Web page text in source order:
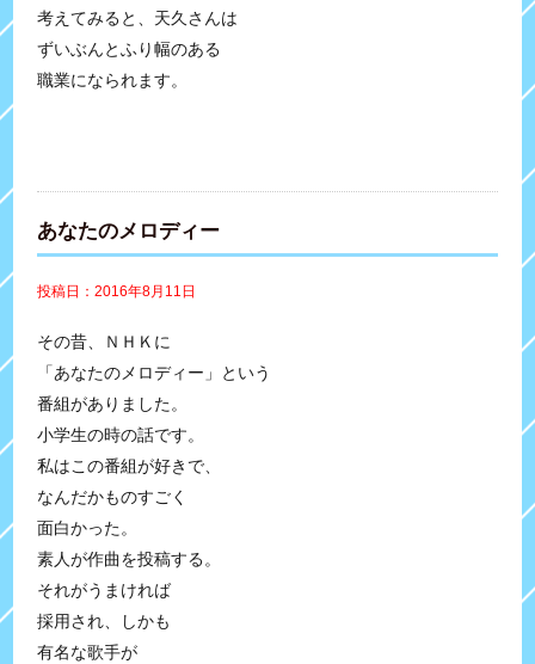
考えてみると、天久さんは
ずいぶんとふり幅のある
職業になられます。
あなたのメロディー
投稿日：2016年8月11日
その昔、ＮＨＫに
「あなたのメロディー」という
番組がありました。
小学生の時の話です。
私はこの番組が好きで、
なんだかものすごく
面白かった。
素人が作曲を投稿する。
それがうまければ
採用され、しかも
有名な歌手が